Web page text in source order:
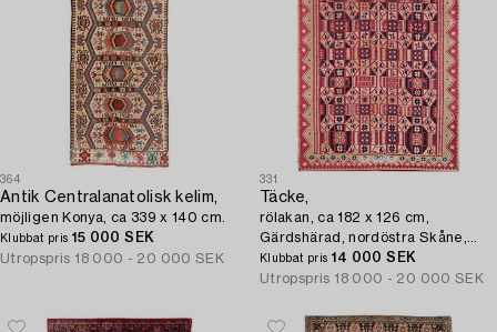
364
Antik Centralanatolisk kelim,
möjligen Konya, ca 339 x 140 cm.
Klubbat pris 15 000 SEK
Utropspris 18 000 - 20 000 SEK
331
Täcke,
rölakan, ca 182 x 126 cm,
Gärdshärad, nordöstra Skåne,
signerad AO HID IOS, daterad
1837.
Klubbat pris 14 000 SEK
Utropspris 18 000 - 20 000 SEK